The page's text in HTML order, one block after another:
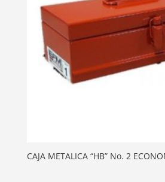
CAJA METALICA “HB” No. 2